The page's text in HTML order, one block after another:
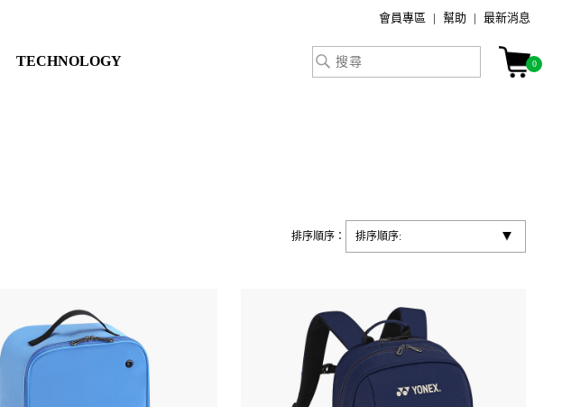
TECHNOLOGY
會員專區 幫助 最新消息
0
排序順序： 排序順序: